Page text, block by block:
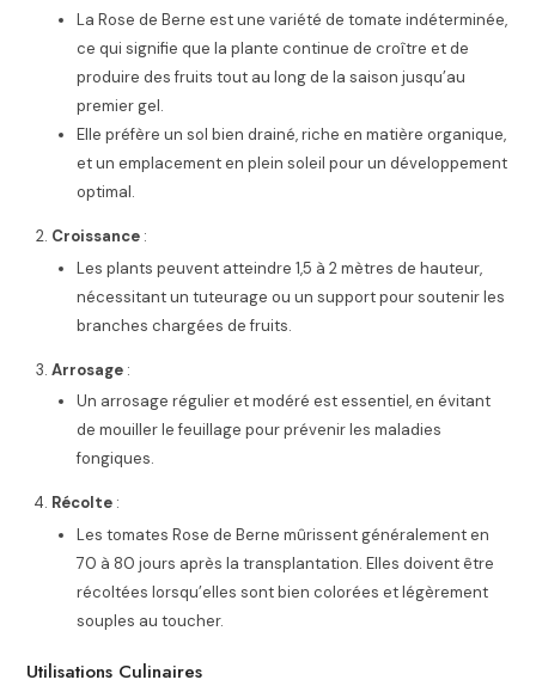
La Rose de Berne est une variété de tomate indéterminée,
ce qui signifie que la plante continue de croître et de
produire des fruits tout au long de la saison jusqu’au
premier gel.
Elle préfère un sol bien drainé, riche en matière organique,
et un emplacement en plein soleil pour un développement
optimal.
Croissance :
Les plants peuvent atteindre 1,5 à 2 mètres de hauteur,
nécessitant un tuteurage ou un support pour soutenir les
branches chargées de fruits.
Arrosage :
Un arrosage régulier et modéré est essentiel, en évitant
de mouiller le feuillage pour prévenir les maladies
fongiques.
Récolte :
Les tomates Rose de Berne mûrissent généralement en
70 à 80 jours après la transplantation. Elles doivent être
récoltées lorsqu’elles sont bien colorées et légèrement
souples au toucher.
Utilisations Culinaires